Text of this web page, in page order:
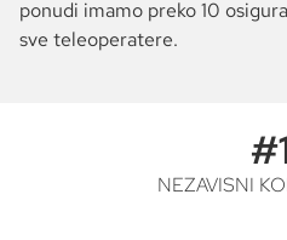
ponudi imamo preko 10
sve teleoperatere.
NEZAVISNI